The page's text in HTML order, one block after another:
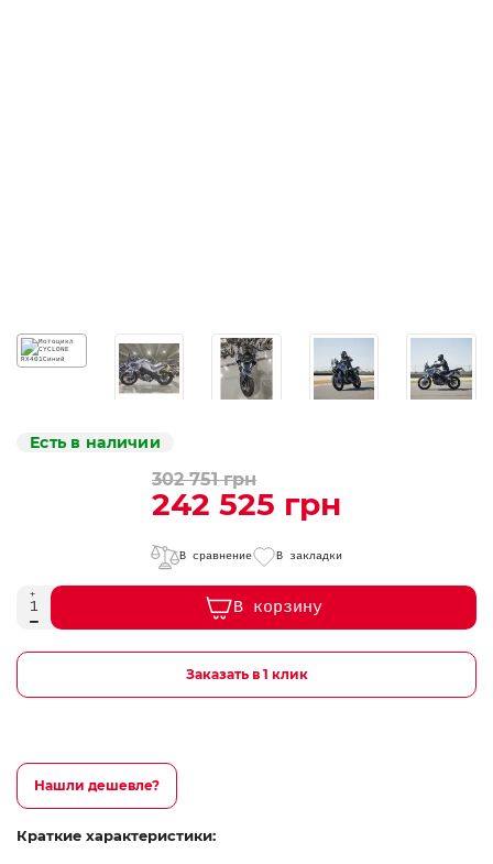
Есть в наличии
302 751 грн
242 525 грн
В сравнение В закладки
В корзину
Заказать в 1 клик
Нашли дешевле?
Краткие характеристики: